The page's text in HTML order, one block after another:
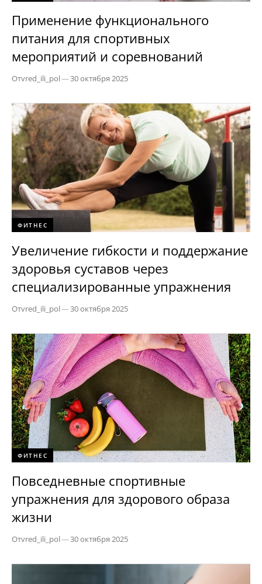
Применение функционального
питания для спортивных
мероприятий и соревнований
Отvred_ili_pol—30 октября 2025
ФИТНЕС
Увеличение гибкости и поддержание
здоровья суставов через
специализированные упражнения
Отvred_ili_pol—30 октября 2025
ФИТНЕС
Повседневные спортивные
упражнения для здорового образа
жизни
Отvred_ili_pol—30 октября 2025